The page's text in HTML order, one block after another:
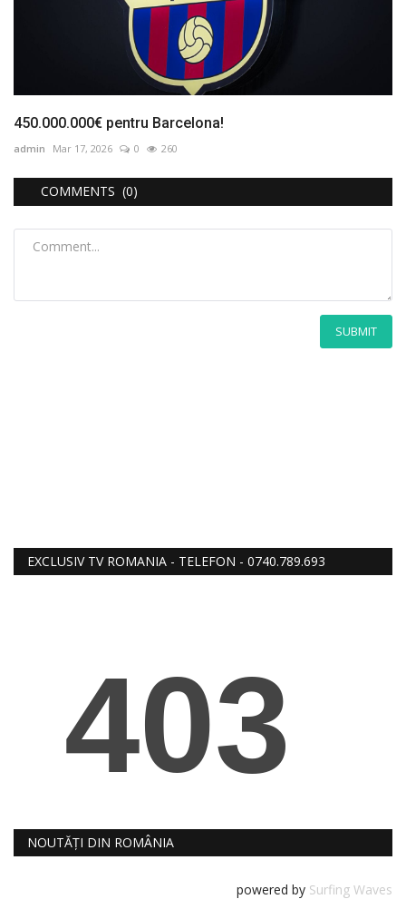
450.000.000€ pentru Barcelona!
admin Mar 17, 2026 0 260
COMMENTS (0)
SUBMIT
EXCLUSIV TV ROMANIA - TELEFON - 0740.789.693
NOUTĂȚI DIN ROMÂNIA
powered by Surfing Waves